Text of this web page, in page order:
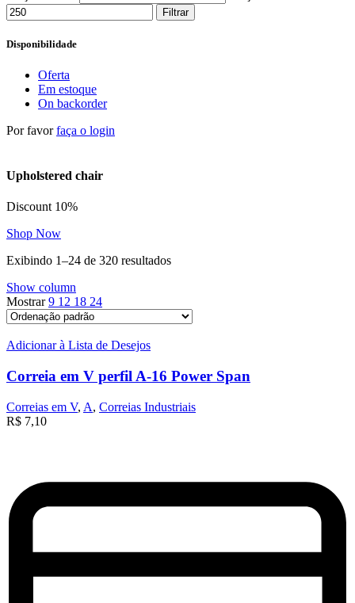
Filtrar
Disponibilidade
Oferta
Em estoque
On backorder
Por favorfaça o login
Upholstered chair
Discount 10%
Shop Now
Exibindo 1–24 de 320 resultados
Show column
Mostrar9 12 18 24
Adicionar à Lista de Desejos
Correia em V perfil A-16 Power Span
Correias em V, A, Correias Industriais
R$ 7,10